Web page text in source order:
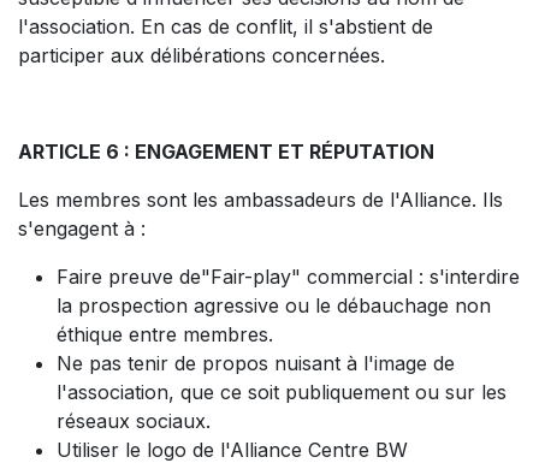
l'association. En cas de conflit, il s'abstient de
participer aux délibérations concernées.
ARTICLE 6 : ENGAGEMENT ET RÉPUTATION
Les membres sont les ambassadeurs de l'Alliance. Ils
s'engagent à :
Faire preuve de"Fair-play" commercial : s'interdire
la prospection agressive ou le débauchage non
éthique entre membres.
Ne pas tenir de propos nuisant à l'image de
l'association, que ce soit publiquement ou sur les
réseaux sociaux.
Utiliser le logo de l'Alliance Centre BW